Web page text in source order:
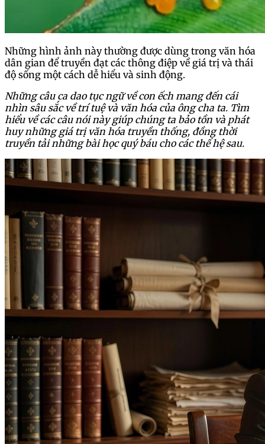
Những hình ảnh này thường được dùng trong văn hóa
dân gian để truyền đạt các thông điệp về giá trị và thái
độ sống một cách dễ hiểu và sinh động.
Những câu ca dao tục ngữ về con ếch mang đến cái
nhìn sâu sắc về trí tuệ và văn hóa của ông cha ta. Tìm
hiểu về các câu nói này giúp chúng ta bảo tồn và phát
huy những giá trị văn hóa truyền thống, đồng thời
truyền tải những bài học quý báu cho các thế hệ sau.